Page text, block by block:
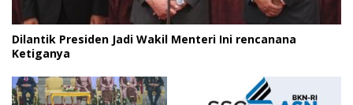
Dilantik Presiden Jadi Wakil Menteri Ini rencanana
Ketiganya